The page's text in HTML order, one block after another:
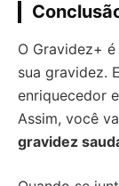
O Gravidez+
sua gravidez.
enriquecedor
Assim, você
gravidez